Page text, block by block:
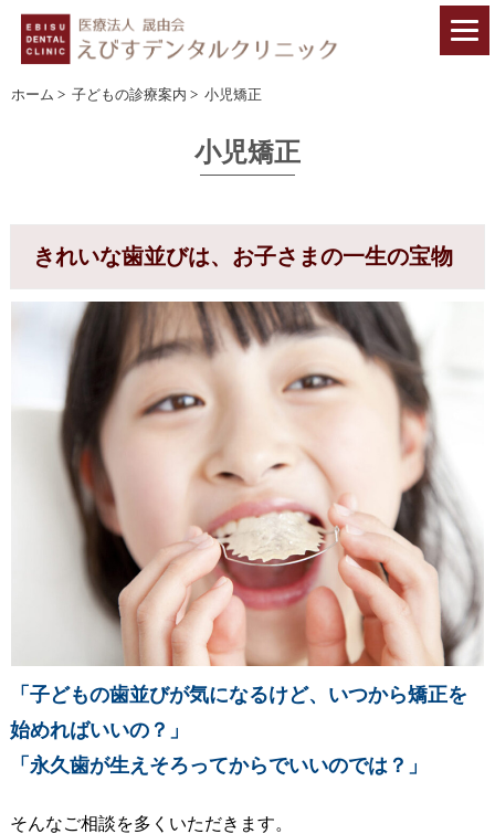
ホーム > 子どもの診療案内 > 小児矯正
小児矯正
きれいな歯並びは、お子さまの一生の宝物
「子どもの歯並びが気になるけど、いつから矯正を
始めればいいの？」
「永久歯が生えそろってからでいいのでは？」
そんなご相談を多くいただきます。